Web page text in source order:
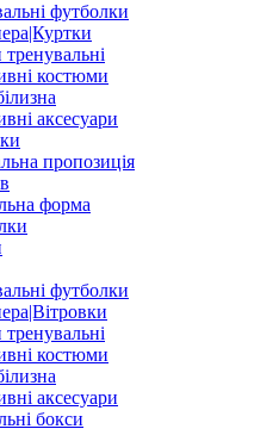
футболки
костюми
аксесуари
пропозиція
форма
футболки
костюми
аксесуари
бокси